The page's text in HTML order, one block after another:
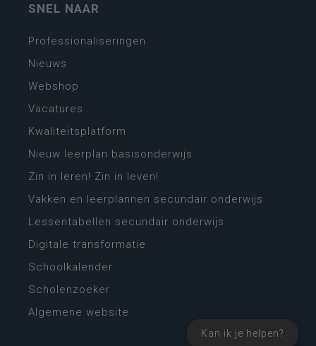
Kan ik je helpen?
SNEL NAAR
Professionaliseringen
Nieuws
Webshop
Vacatures
Kwaliteitsplatform
Nieuw leerplan basisonderwijs
Zin in leren! Zin in leven!
Vakken en leerplannen secundair onderwijs
Lessentabellen secundair onderwijs
Digitale transformatie
Schoolkalender
Scholenzoeker
Algemene website